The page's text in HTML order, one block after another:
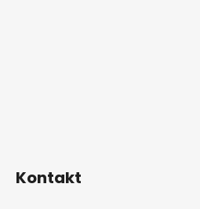
Kontakt